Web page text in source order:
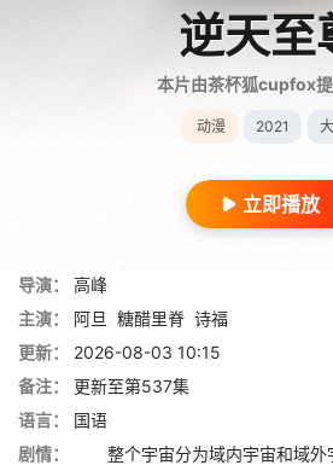
逆天至
本片由茶杯狐cupfox
动漫 2021
立即播放
导演：
高峰
主演：
阿旦 糖醋里脊 诗福
更新：
2026-08-03 10:15
备注：
更新至第537集
语言：
国语
剧情：
整个宇宙分为域内宇宙和域外